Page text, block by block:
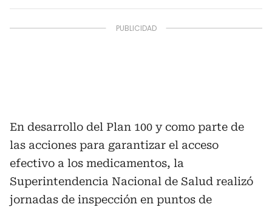
En desarrollo del Plan 100 y como parte de
las acciones para garantizar el acceso
efectivo a los medicamentos, la
Superintendencia Nacional de Salud realizó
jornadas de inspección en puntos de